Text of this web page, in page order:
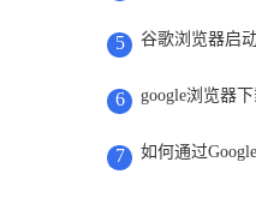
5 谷歌浏览器启
6 google浏览器
7 如何通过